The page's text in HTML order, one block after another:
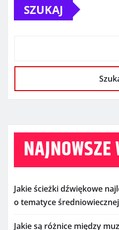
SZUKAJ
Jakie ścieżki dźwiękowe
o tematyce
Jakie są różnice między